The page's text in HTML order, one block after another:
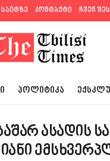
კონტაქტი ჩვენ
ᲞᲝᲚᲘᲢᲘᲙᲐ
ასადის